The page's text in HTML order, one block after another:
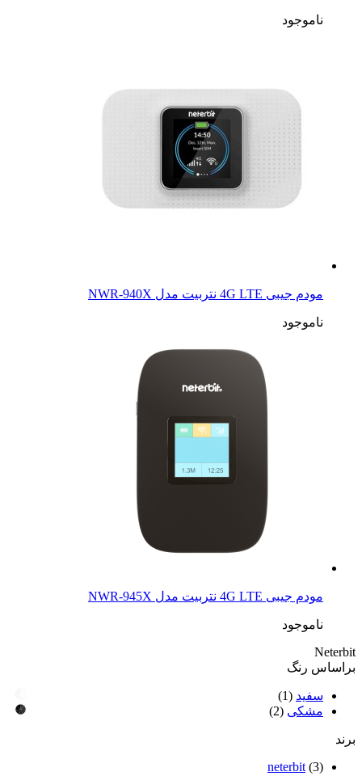
ناموجود
مودم جیبی 4G LTE نتربیت مدل NWR-940X
ناموجود
مودم جیبی 4G LTE نتربیت مدل NWR-945X
ناموجود
Neterbit
براساس رنگ
سفید (1)
مشکی (2)
برند
neterbit (3)